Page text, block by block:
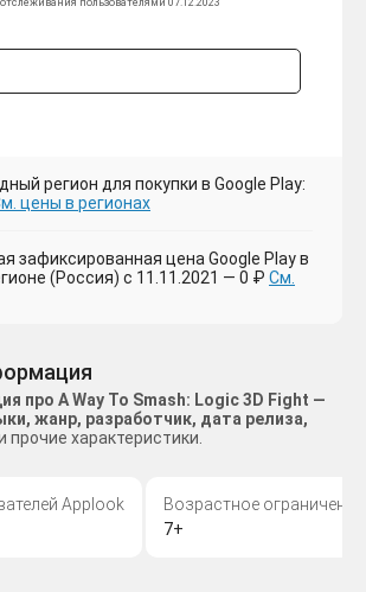
пользователями 07.12.2023
регион для покупки в Google Play:
цены в регионах
зафиксированная цена Google Play в
(Россия) с 11.11.2021 — 0 ₽ См.
про A Way To Smash: Logic 3D Fight —
жанр, разработчик, дата релиза,
прочие характеристики.
Applook
Возрастное ограничение
7+